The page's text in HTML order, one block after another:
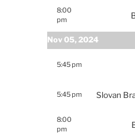
8:00
pm
Nov 05, 2024
5:45 pm
5:45 pm Slovan
8:00
pm